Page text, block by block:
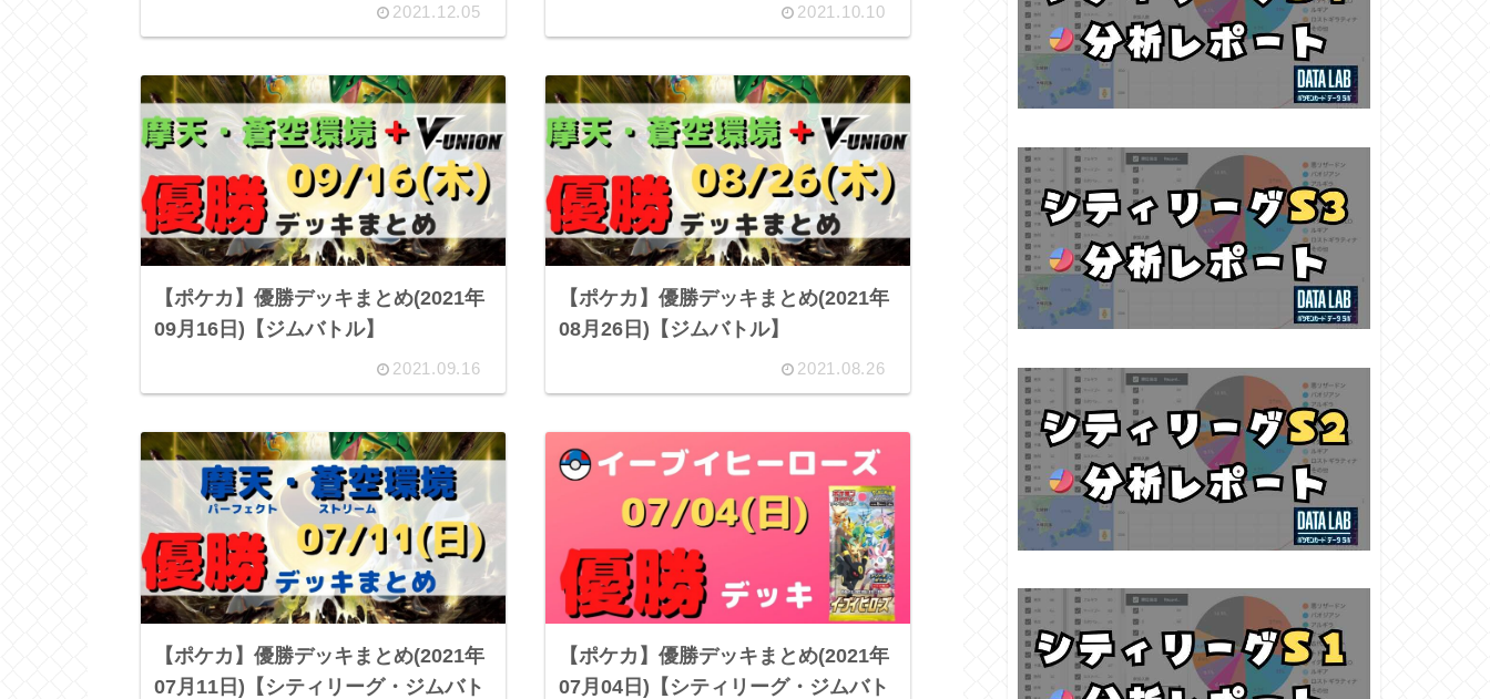
2021.12.05 2021.10.10
【ポケカ】優勝デッキまとめ(2021年
09月16日)【ジムバトル】
2021.09.16
【ポケカ】優勝デッキまとめ(2021年
08月26日)【ジムバトル】
2021.08.26
【ポケカ】優勝デッキまとめ(2021年
07月11日)【シティリーグ・ジムバト
【ポケカ】優勝デッキまとめ(2021年
07月04日)【シティリーグ・ジムバト